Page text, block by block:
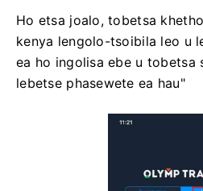
Ho etsa joalo, tobetsa
kenya lengolo-tsoibila leo u
ea ho ingolisa ebe u tobetsa
lebetse phasewete ea hau"